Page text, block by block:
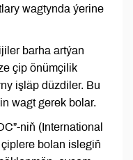
wagtynda ýerine
barha artýan
çip önümçilik
işläp düzdiler. Bu
wagt gerek bolar.
niň (International
bolan islegiň